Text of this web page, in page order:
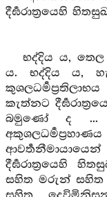
දීර්‍ඝරාත්‍රයෙහි
භද්දිය ය,
ය. භද්දිය ය,
කැත්නට
බමුණෝ ද ...
දීර්‍ඝරාත්‍රයෙහි
සහිත මරුන්